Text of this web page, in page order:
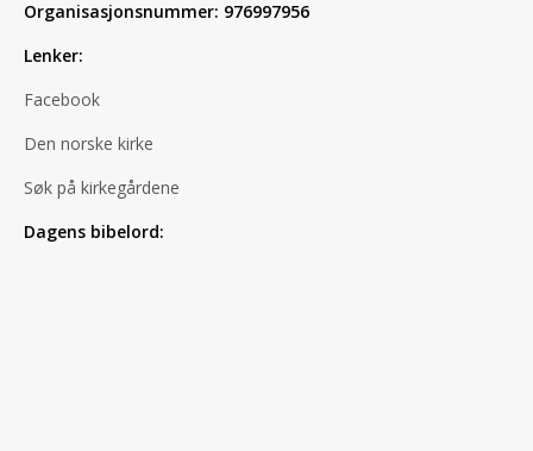
Organisasjonsnummer: 976997956
Lenker:
Facebook
Den norske kirke
Søk på kirkegårdene
Dagens bibelord: